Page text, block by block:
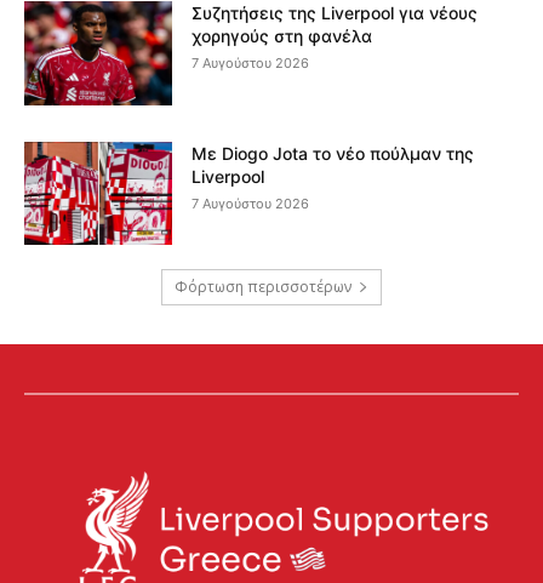
Συζητήσεις της Liverpool για νέους
χορηγούς στη φανέλα
7 Αυγούστου 2026
Με Diogo Jota το νέο πούλμαν της
Liverpool
7 Αυγούστου 2026
Φόρτωση περισσοτέρων